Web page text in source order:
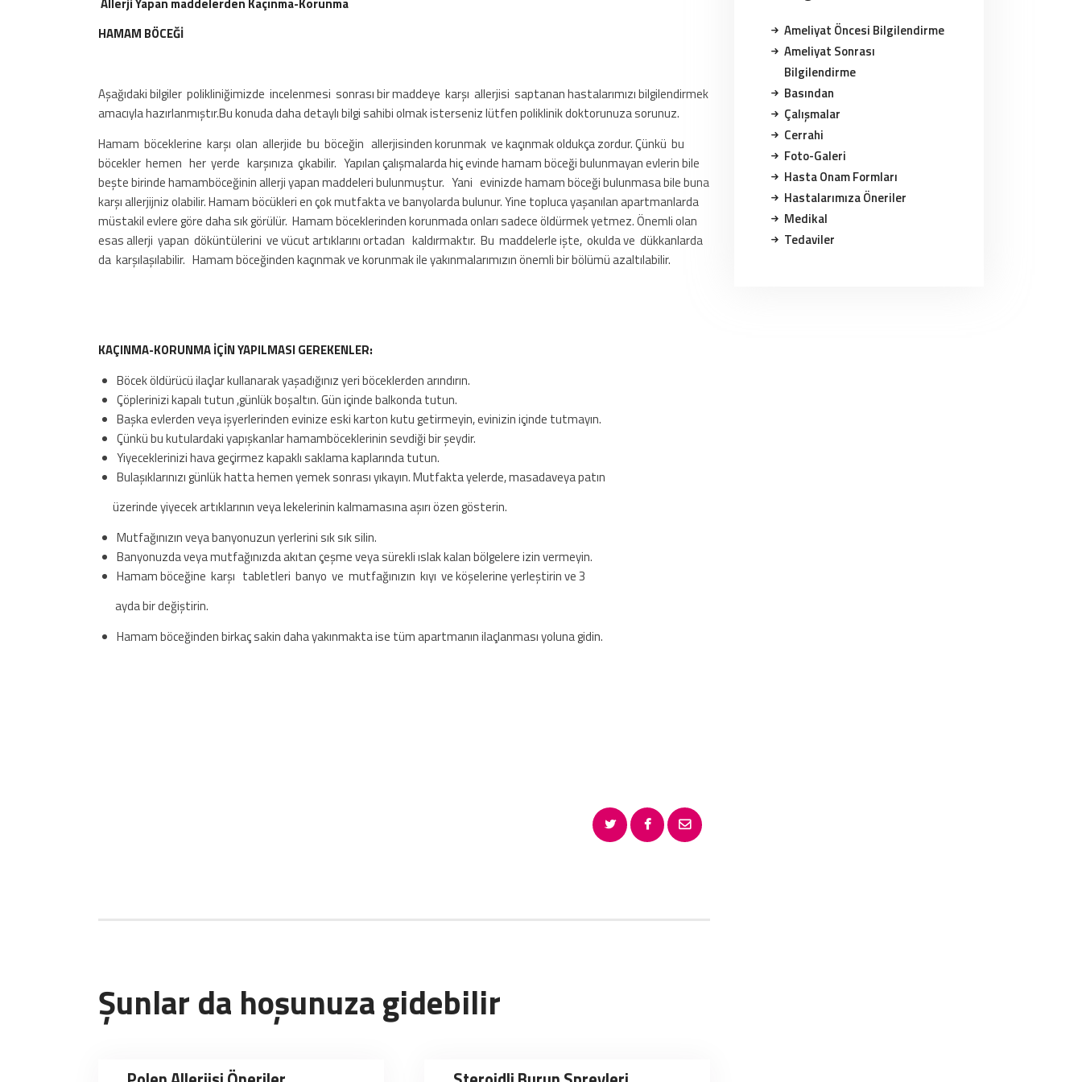
HAMAM BÖCEĞİ
Aşağıdaki bilgiler polikliniğimizde incelenmesi sonrası bir maddeye karşı allerjisi saptanan hastalarımızı bilgilendirmek
amacıyla hazırlanmıştır.Bu konuda daha detaylı bilgi sahibi olmak isterseniz lütfen poliklinik doktorunuza sorunuz.
Hamam böceklerine karşı olan allerjide bu böceğin allerjisinden korunmak ve kaçınmak oldukça zordur. Çünkü bu
böcekler hemen her yerde karşınıza çıkabilir. Yapılan çalışmalarda hiç evinde hamam böceği bulunmayan evlerin bile
beşte birinde hamamböceğinin allerji yapan maddeleri bulunmuştur. Yani evinizde hamam böceği bulunmasa bile buna
karşı allerjijniz olabilir. Hamam böcükleri en çok mutfakta ve banyolarda bulunur. Yine topluca yaşanılan apartmanlarda
müstakil evlere göre daha sık görülür. Hamam böceklerinden korunmada onları sadece öldürmek yetmez. Önemli olan
esas allerji yapan döküntülerini ve vücut artıklarını ortadan kaldırmaktır. Bu maddelerle işte, okulda ve dükkanlarda
da karşılaşılabilir. Hamam böceğinden kaçınmak ve korunmak ile yakınmalarımızın önemli bir bölümü azaltılabilir.
KAÇINMA-KORUNMA İÇİN YAPILMASI GEREKENLER:
Böcek öldürücü ilaçlar kullanarak yaşadığınız yeri böceklerden arındırın.
Çöplerinizi kapalı tutun ,günlük boşaltın. Gün içinde balkonda tutun.
Başka evlerden veya işyerlerinden evinize eski karton kutu getirmeyin, evinizin içinde tutmayın.
Çünkü bu kutulardaki yapışkanlar hamamböceklerinin sevdiği bir şeydir.
Yiyeceklerinizi hava geçirmez kapaklı saklama kaplarında tutun.
Bulaşıklarınızı günlük hatta hemen yemek sonrası yıkayın. Mutfakta yelerde, masadaveya patın
üzerinde yiyecek artıklarının veya lekelerinin kalmamasına aşırı özen gösterin.
Mutfağınızın veya banyonuzun yerlerini sık sık silin.
Banyonuzda veya mutfağınızda akıtan çeşme veya sürekli ıslak kalan bölgelere izin vermeyin.
Hamam böceğine karşı tabletleri banyo ve mutfağınızın kıyı ve köşelerine yerleştirin ve 3
ayda bir değiştirin.
Hamam böceğinden birkaç sakin daha yakınmakta ise tüm apartmanın ilaçlanması yoluna gidin.
Şunlar da hoşunuza gidebilir
Ameliyat Öncesi Bilgilendirme
Ameliyat Sonrası
Bilgilendirme
Basından
Çalışmalar
Cerrahi
Foto-Galeri
Hasta Onam Formları
Hastalarımıza Öneriler
Medikal
Tedaviler